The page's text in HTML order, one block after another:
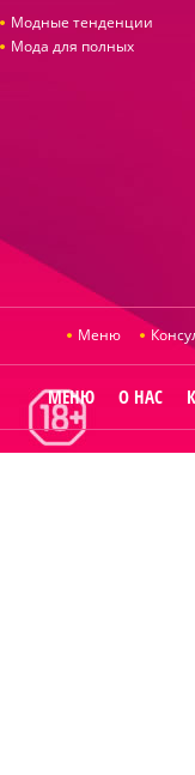
Модные тенденции
Мода для полных
Меню
МЕНЮ О НАС